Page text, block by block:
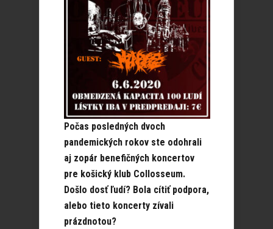
Počas posledných dvoch
pandemických rokov ste odohrali
aj zopár benefičných koncertov
pre košický klub Collosseum.
Došlo dosť ľudí? Bola cítiť podpora,
alebo tieto koncerty zívali
prázdnotou?